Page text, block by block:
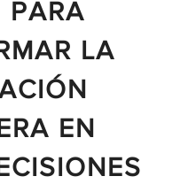
PARA
LA
EN